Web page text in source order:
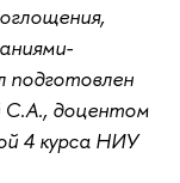
подготовлен
С.А., доцентом
4 курса НИУ